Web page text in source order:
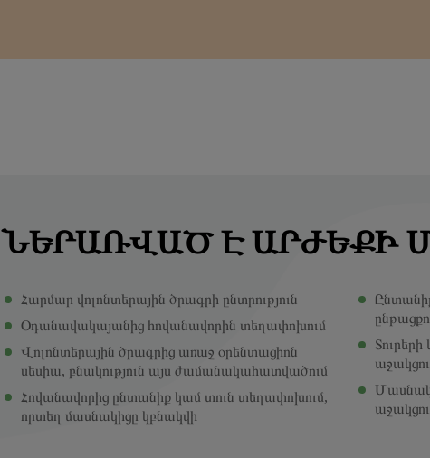
ՆԵՐԱՌՎԱԾ Է ԱՐԺԵՔԻ
Հարմար վոլոնտերային ծրագրի ընտրություն
Օդանավակայանից հովանավորին տեղափոխում
Վոլոնտերային ծրագրից առաջ օրենտացիոն
սեսիա, բնակություն այս ժամանակահատվածում
Հովանավորից ընտանիք կամ տուն տեղափոխում,
որտեղ մասնակիցը կբնակվի